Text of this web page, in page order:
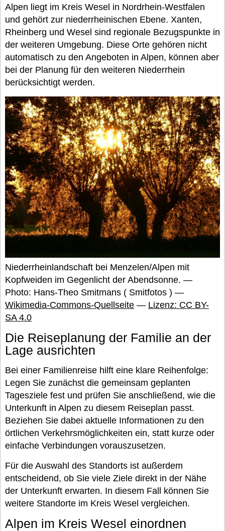
Alpen liegt im Kreis Wesel in Nordrhein-Westfalen
und gehört zur niederrheinischen Ebene. Xanten,
Rheinberg und Wesel sind regionale Bezugspunkte in
der weiteren Umgebung. Diese Orte gehören nicht
automatisch zu den Angeboten in Alpen, können aber
bei der Planung für den weiteren Niederrhein
berücksichtigt werden.
Niederrheinlandschaft bei Menzelen/Alpen mit
Kopfweiden im Gegenlicht der Abendsonne. —
Photo: Hans-Theo Smitmans ( Smitfotos ) —
Wikimedia-Commons-Quellseite — Lizenz: CC BY-
SA 4.0
Die Reiseplanung der Familie an der
Lage ausrichten
Bei einer Familienreise hilft eine klare Reihenfolge:
Legen Sie zunächst die gemeinsam geplanten
Tagesziele fest und prüfen Sie anschließend, wie die
Unterkunft in Alpen zu diesem Reiseplan passt.
Beziehen Sie dabei aktuelle Informationen zu den
örtlichen Verkehrsmöglichkeiten ein, statt kurze oder
einfache Verbindungen vorauszusetzen.
Für die Auswahl des Standorts ist außerdem
entscheidend, ob Sie viele Ziele direkt in der Nähe
der Unterkunft erwarten. In diesem Fall können Sie
weitere Standorte im Kreis Wesel vergleichen.
Alpen im Kreis Wesel einordnen